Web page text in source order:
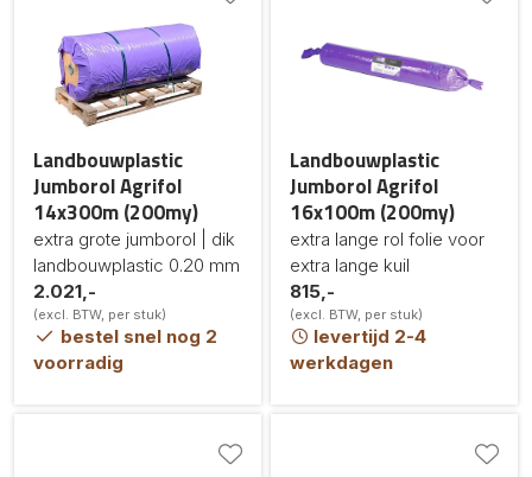
Landbouwplastic
Jumborol Agrifol
14x300m (200my)
extra grote jumborol | dik
landbouwplastic 0.20 mm
2.021,-
(excl. BTW, per stuk)
bestel snel nog 2
voorradig
Landbouwplastic
Jumborol Agrifol
16x100m (200my)
extra lange rol folie voor
extra lange kuil
815,-
(excl. BTW, per stuk)
levertijd 2-4
werkdagen